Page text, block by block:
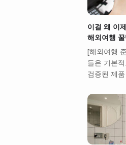
이걸 왜 이
해외여행
[해외여행
들은 기본
검증된 제